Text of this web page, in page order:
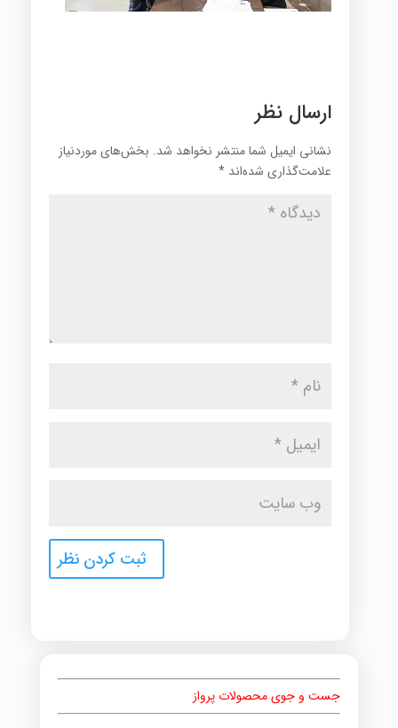
ارسال نظر
نشانی ایمیل شما منتشر نخواهد شد. بخش‌های موردنیاز
علامت‌گذاری شده‌اند *
جست و جوی محصولات پرواز